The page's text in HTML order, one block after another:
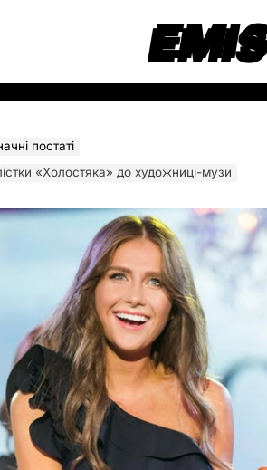
постаті
«Холостяка» до художниці-музи